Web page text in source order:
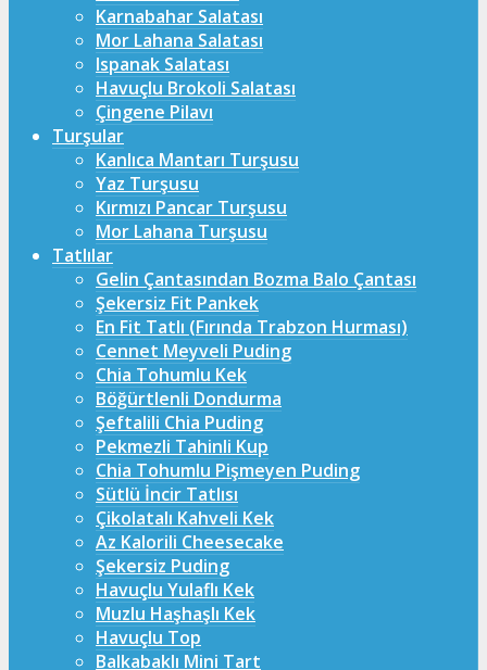
Karnabahar Salatası
Mor Lahana Salatası
Ispanak Salatası
Havuçlu Brokoli Salatası
Çingene Pilavı
Turşular
Kanlıca Mantarı Turşusu
Yaz Turşusu
Kırmızı Pancar Turşusu
Mor Lahana Turşusu
Tatlılar
Gelin Çantasından Bozma Balo Çantası
Şekersiz Fit Pankek
En Fit Tatlı (Fırında Trabzon Hurması)
Cennet Meyveli Puding
Chia Tohumlu Kek
Böğürtlenli Dondurma
Şeftalili Chia Puding
Pekmezli Tahinli Kup
Chia Tohumlu Pişmeyen Puding
Sütlü İncir Tatlısı
Çikolatalı Kahveli Kek
Az Kalorili Cheesecake
Şekersiz Puding
Havuçlu Yulaflı Kek
Muzlu Haşhaşlı Kek
Havuçlu Top
Balkabaklı Mini Tart